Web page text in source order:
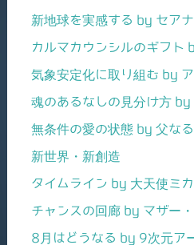
新地球を実感する by セア
カルマカウンシルのギフト
気象安定化に取り組む by
魂のあるなしの見分け方 by
無条件の愛の状態 by 父な
新世界・新創造
タイムライン by 大天使ミ
チャンスの回廊 by マザー
8月はどうなる by 9次元ア